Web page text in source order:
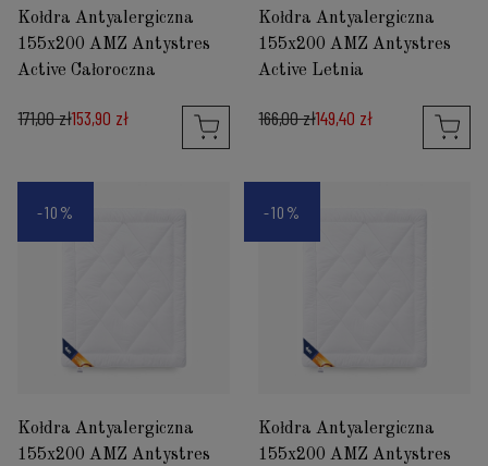
Kołdra Antyalergiczna
155x200 AMZ Antystres
Active Całoroczna
171,00 zł153,90 zł
Kołdra Antyalergiczna
155x200 AMZ Antystres
Active Letnia
166,00 zł149,40 zł
Kołdra Antyalergiczna
155x200 AMZ Antystres
-10%
Kołdra Antyalergiczna
155x200 AMZ Antystres
-10%